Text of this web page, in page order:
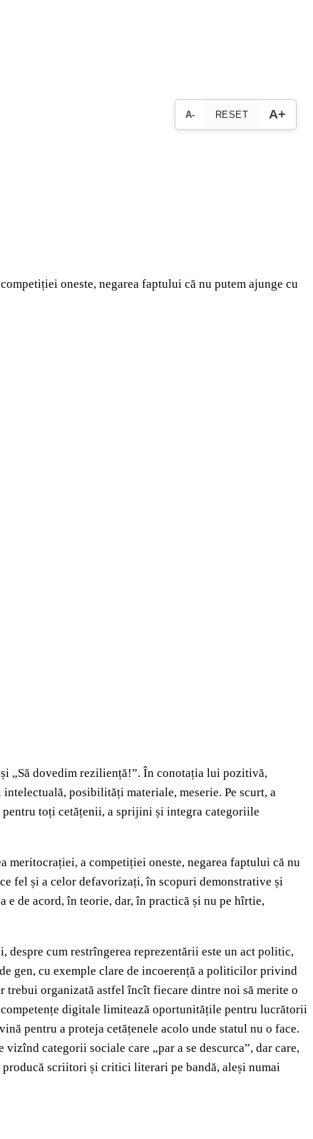
A- RESET A+
oneste, negarea faptului că nu putem ajunge cu
„Să dovedim reziliență!”. În conotația lui pozitivă,
posibilități materiale, meserie. Pe scurt, a
pentru toți cetățenii, a sprijini și integra categoriile
meritocrației, a competiției oneste, negarea faptului că nu
fel și a celor defavorizați, în scopuri demonstrative și
e de acord, în teorie, dar, în practică și nu pe hîrtie,
cum restrîngerea reprezentării este un act politic,
gen, cu exemple clare de incoerență a politicilor privind
trebui organizată astfel încît fiecare dintre noi să merite o
digitale limitează oportunitățile pentru lucrătorii
pentru a proteja cetățenele acolo unde statul nu o face.
categorii sociale care „par a se descurca”, dar care,
producă scriitori și critici literari pe bandă, aleși numai